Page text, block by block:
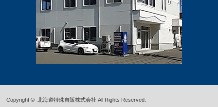
Copyright ©北海道特殊自販株式会社 All Rights Reserved.